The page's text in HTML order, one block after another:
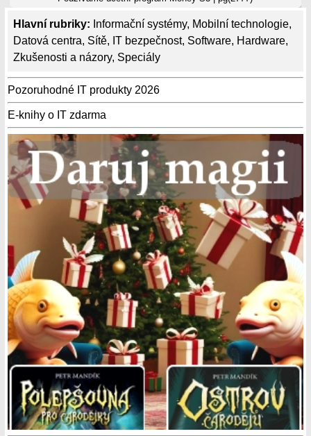
Hlavní rubriky: Informační systémy, Mobilní technologie,
Datová centra, Sítě, IT bezpečnost, Software, Hardware,
Zkušenosti a názory, Speciály
Pozoruhodné IT produkty 2026
E-knihy o IT zdarma